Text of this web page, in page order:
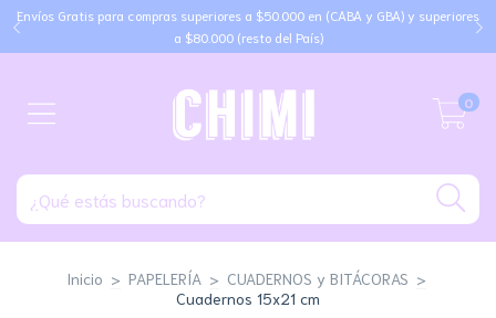
Envíos Gratis para compras superiores a $50.000 en (CABA y GBA) y superiores
a $80.000 (resto del País)
0
Inicio > PAPELERÍA > CUADERNOS y BITÁCORAS >
Cuadernos 15x21 cm